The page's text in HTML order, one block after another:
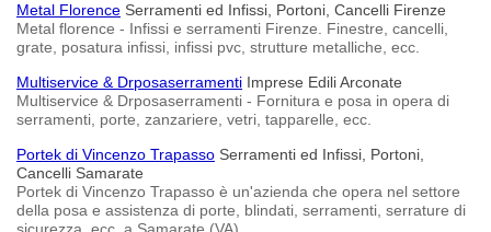
Metal Florence Serramenti ed Infissi, Portoni, Cancelli Firenze
Metal florence - Infissi e serramenti Firenze. Finestre, cancelli,
grate, posatura infissi, infissi pvc, strutture metalliche, ecc.
Multiservice & Drposaserramenti Imprese Edili Arconate
Multiservice & Drposaserramenti - Fornitura e posa in opera di
serramenti, porte, zanzariere, vetri, tapparelle, ecc.
Portek di Vincenzo Trapasso Serramenti ed Infissi, Portoni,
Cancelli Samarate
Portek di Vincenzo Trapasso è un'azienda che opera nel settore
della posa e assistenza di porte, blindati, serramenti, serrature di